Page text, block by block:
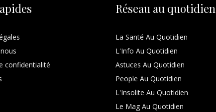
confidentialité
Réseau au quotidien
La Santé Au Quotidien
L'Info Au Quotidien
Astuces Au Quotidien
People Au Quotidien
L'Insolite Au Quotidien
Le Mag Au Quotidien